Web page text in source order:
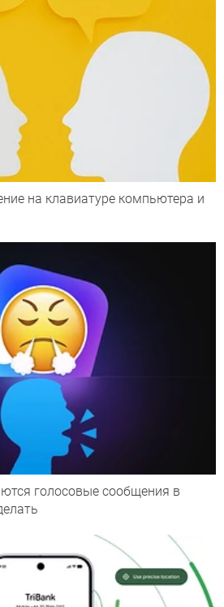
на клавиатуре компьютера и
голосовые сообщения в